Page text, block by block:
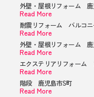
外壁・屋根リフォーム 鹿
Read More
耐震リフォーム バルコ
Read More
外壁・屋根リフォーム 鹿
Read More
エクステリアリフォー
Read More
階段 鹿児島市S町
Read More